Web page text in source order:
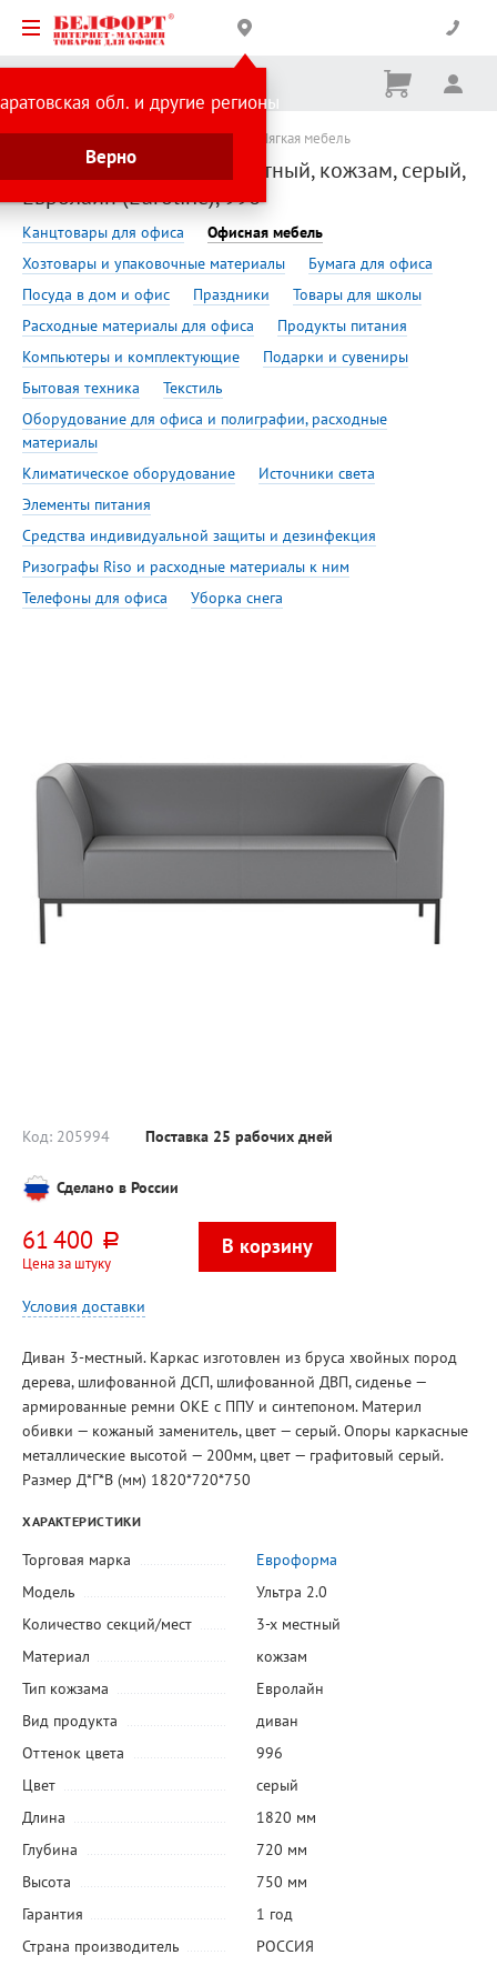
обл. и другие регионы
Верно
Корзина
Ничего
Сделано в России Офисная мебель Мягкая мебель
Диван Ультра 2.0, 3-х местный, кожзам, серый,
Евролайн (Euroline), 996
Канцтовары для офиса
Офисная мебель
Хозтовары и упаковочные материалы
Бумага для офиса
Посуда в дом и офис
Праздники
Товары для школы
Расходные материалы для офиса
Продукты питания
Компьютеры и комплектующие
Подарки и сувениры
Бытовая техника
Текстиль
Оборудование для офиса и полиграфии, расходные
материалы
Климатическое оборудование
Источники света
Элементы питания
Средства индивидуальной защиты и дезинфекция
Ризографы Riso и расходные материалы к ним
Телефоны для офиса
Уборка снега
Код: 205994 Поставка 25 рабочих дней
Сделано в России
61 400 руб.
Цена за штуку
Условия доставки
Диван 3-местный. Каркас изготовлен из бруса хвойных пород
дерева, шлифованной ДСП, шлифованной ДВП, сиденье —
армированные ремни ОКЕ с ППУ и синтепоном. Материл
обивки — кожаный заменитель, цвет — серый. Опоры каркасные
металлические высотой — 200мм, цвет — графитовый серый.
Размер Д*Г*В (мм) 1820*720*750
ХАРАКТЕРИСТИКИ
Торговая марка
Евроформа
Модель
Ультра 2.0
Количество секций/мест
3-х местный
Материал
кожзам
Тип кожзама
Евролайн
Вид продукта
диван
Оттенок цвета
996
Цвет
серый
Длина
1820 мм
Глубина
720 мм
Высота
750 мм
Гарантия
1 год
Страна производитель
РОССИЯ